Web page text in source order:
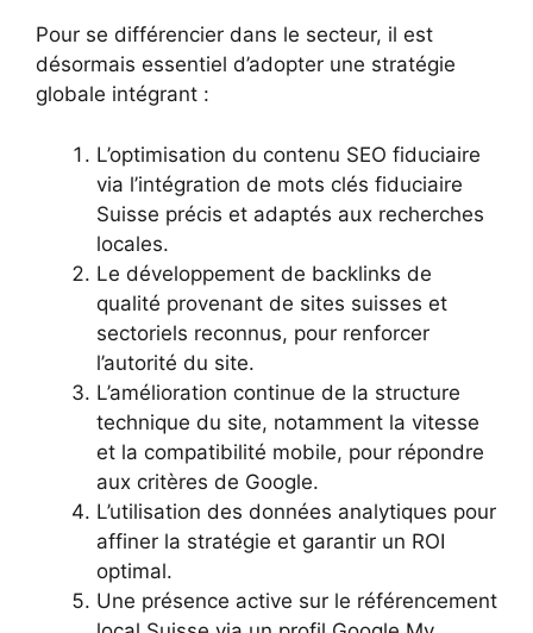
Pour se différencier dans le secteur, il est
désormais essentiel d’adopter une stratégie
globale intégrant :
L’optimisation du contenu SEO fiduciaire
via l’intégration de mots clés fiduciaire
Suisse précis et adaptés aux recherches
locales.
Le développement de backlinks de
qualité provenant de sites suisses et
sectoriels reconnus, pour renforcer
l’autorité du site.
L’amélioration continue de la structure
technique du site, notamment la vitesse
et la compatibilité mobile, pour répondre
aux critères de Google.
L’utilisation des données analytiques pour
affiner la stratégie et garantir un ROI
optimal.
Une présence active sur le référencement